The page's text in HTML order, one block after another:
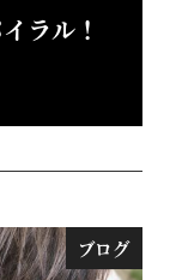
ラル！
ブログ